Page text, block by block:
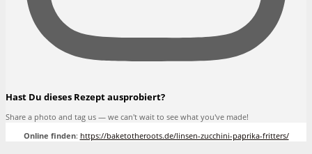
Hast Du dieses Rezept ausprobiert?
Share a photo and tag us — we can't wait to see what you've made!
Online finden: https://baketotheroots.de/linsen-zucchini-paprika-fritters/